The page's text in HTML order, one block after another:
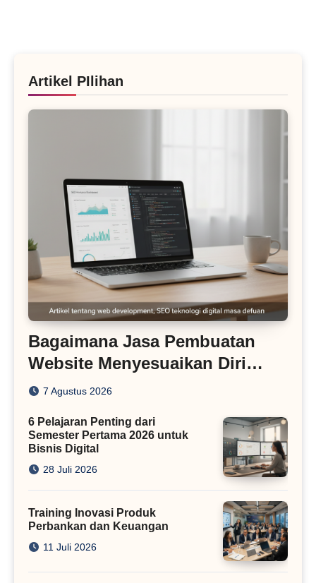
Artikel PIlihan
Bagaimana Jasa Pembuatan
Website Menyesuaikan Diri
dengan Algoritma SEO Masa
7 Agustus 2026
6 Pelajaran Penting dari
Semester Pertama 2026 untuk
Bisnis Digital
28 Juli 2026
Training Inovasi Produk
Perbankan dan Keuangan
11 Juli 2026